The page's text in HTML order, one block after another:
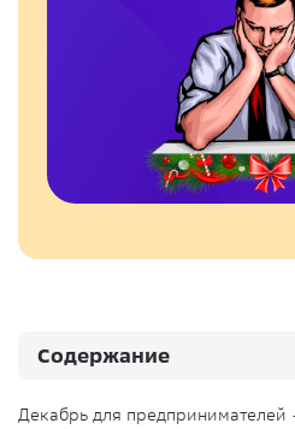
Декабрь для предпринимателей
Содержание